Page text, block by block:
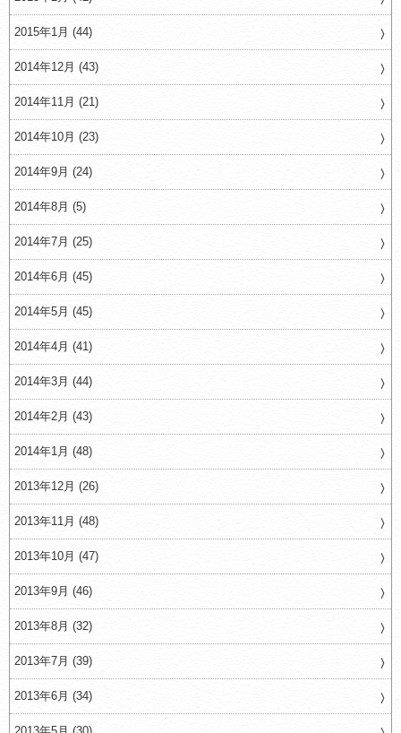
2015年1月 (44)
2014年12月 (43)
2014年11月 (21)
2014年10月 (23)
2014年9月 (24)
2014年8月 (5)
2014年7月 (25)
2014年6月 (45)
2014年5月 (45)
2014年4月 (41)
2014年3月 (44)
2014年2月 (43)
2014年1月 (48)
2013年12月 (26)
2013年11月 (48)
2013年10月 (47)
2013年9月 (46)
2013年8月 (32)
2013年7月 (39)
2013年6月 (34)